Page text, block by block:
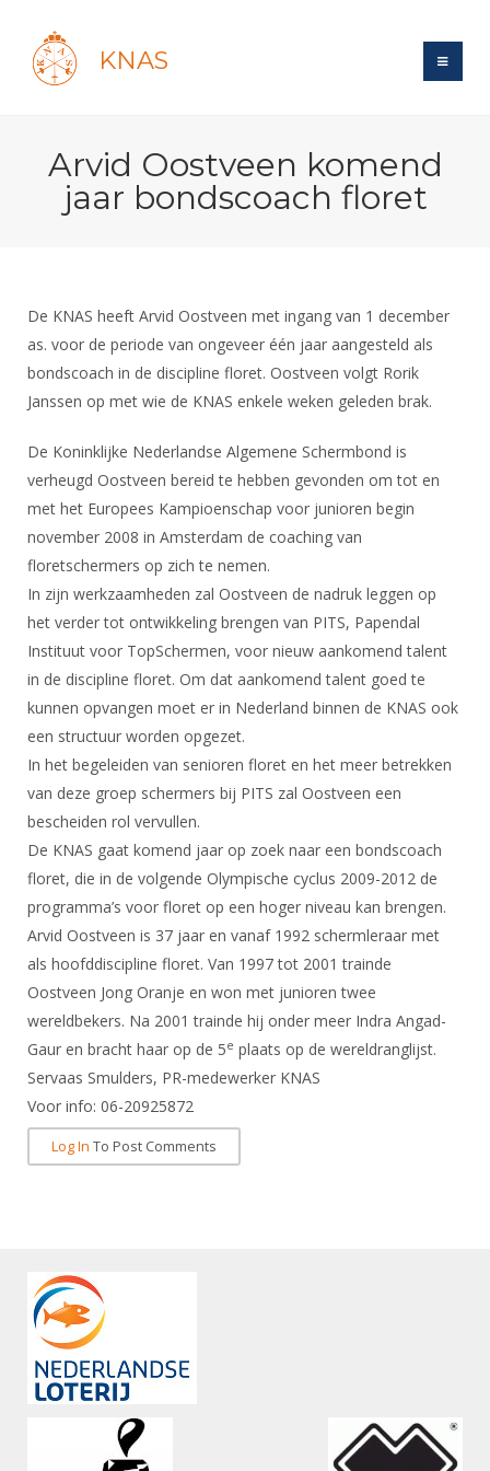
KNAS
Login
Recent posts
Forums
Maandelijks archief
Website
Gebruiksvoorwaarden
Historie
Bond
Bond
Reglementen
Ledencijfers
Sponsors en Partners
Organisatie
Bestuur
Commissies
Ereleden
Leden van Verdiensten
Vacatures
Bondsbureau
Medewerkers
Samenwerking
Formulieren
Alle Verenigingen
Nieuws
Verenigingsondersteuning
Witte Vlekkenplan
Oprichting Vereniging
Schermen
Recreatiesport
Veteranen
Wedstrijdsport
Inschrijven
Reglementen
Schermpaspoort
Rolstoelschermen
Wedstrijdkalender
KNAS Keurmerk
NK's
JEC
Veteranenwedstrijden
Nieuws
Aanvragen van scheidsrechters
Scheidsrechterslijst
NK organiseren
Promotie en logo
Geschiedenis van het schermen
Wat is topsport
Nieuws
NK's
Oranje
FBT
SBT
Talentontwikkeling
Atletencommissie
Internationale Titeltoernooien
Internationale aanmeldingen
Informatie
Voor de jeugd
Spreekbeurtpakket
Ouders en vereniging
Jeugdkampen
Brassardsysteem
Voor coaches en leraren
Nieuws
Nationale opleidingen
Internationale opleidingen
Opleidingen
Leraar
Voor scheidsrechters
Nieuws
Scheidsrechterslijst
Scheidsrechter Documentatie
Opleidingen
Tuchtzaken
Archief
Infotheek
Forums
Schermforum
Nieuws
Zoek Vereniging
Contact
NK organiseren
Arvid Oostveen komend
jaar bondscoach floret
De KNAS heeft Arvid Oostveen met ingang van 1 december
as. voor de periode van ongeveer één jaar aangesteld als
bondscoach in de discipline floret. Oostveen volgt Rorik
Janssen op met wie de KNAS enkele weken geleden brak.
De Koninklijke Nederlandse Algemene Schermbond is
verheugd Oostveen bereid te hebben gevonden om tot en
met het Europees Kampioenschap voor junioren begin
november 2008 in Amsterdam de coaching van
floretschermers op zich te nemen.
In zijn werkzaamheden zal Oostveen de nadruk leggen op
het verder tot ontwikkeling brengen van PITS, Papendal
Instituut voor TopSchermen, voor nieuw aankomend talent
in de discipline floret. Om dat aankomend talent goed te
kunnen opvangen moet er in Nederland binnen de KNAS ook
een structuur worden opgezet.
In het begeleiden van senioren floret en het meer betrekken
van deze groep schermers bij PITS zal Oostveen een
bescheiden rol vervullen.
De KNAS gaat komend jaar op zoek naar een bondscoach
floret, die in de volgende Olympische cyclus 2009-2012 de
programma’s voor floret op een hoger niveau kan brengen.
Arvid Oostveen is 37 jaar en vanaf 1992 schermleraar met
als hoofddiscipline floret. Van 1997 tot 2001 trainde
Oostveen Jong Oranje en won met junioren twee
wereldbekers. Na 2001 trainde hij onder meer Indra Angad-
Gaur en bracht haar op de 5e plaats op de wereldranglijst.
Servaas Smulders, PR-medewerker KNAS
Voor info: 06-20925872
Log In To Post Comments